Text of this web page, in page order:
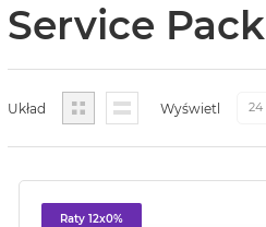
Service Pack
Układ SiatkaListaWyświetl
Raty 12x0%